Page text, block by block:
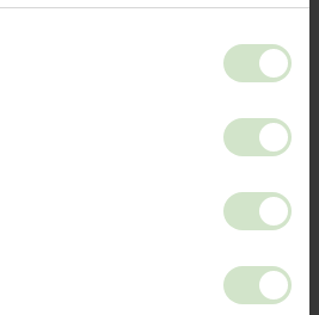
m.u.v. de Waddeneilanden